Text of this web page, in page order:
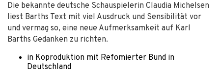
Die bekannte deutsche Schauspielerin Claudia Michelsen
liest Barths Text mit viel Ausdruck und Sensibilität vor
und vermag so, eine neue Aufmerksamkeit auf Karl
Barths Gedanken zu richten.
in Koproduktion mit Refomierter Bund in
Deutschland